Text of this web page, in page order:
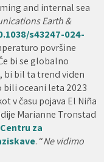
and internal sea
Earth &
s43247-024-
površine
bi se globalno
bi bil ta trend viden
bili oceani leta 2023
v času pojava El Niña
Marianne Tronstad
Centru za
. “Ne vidimo